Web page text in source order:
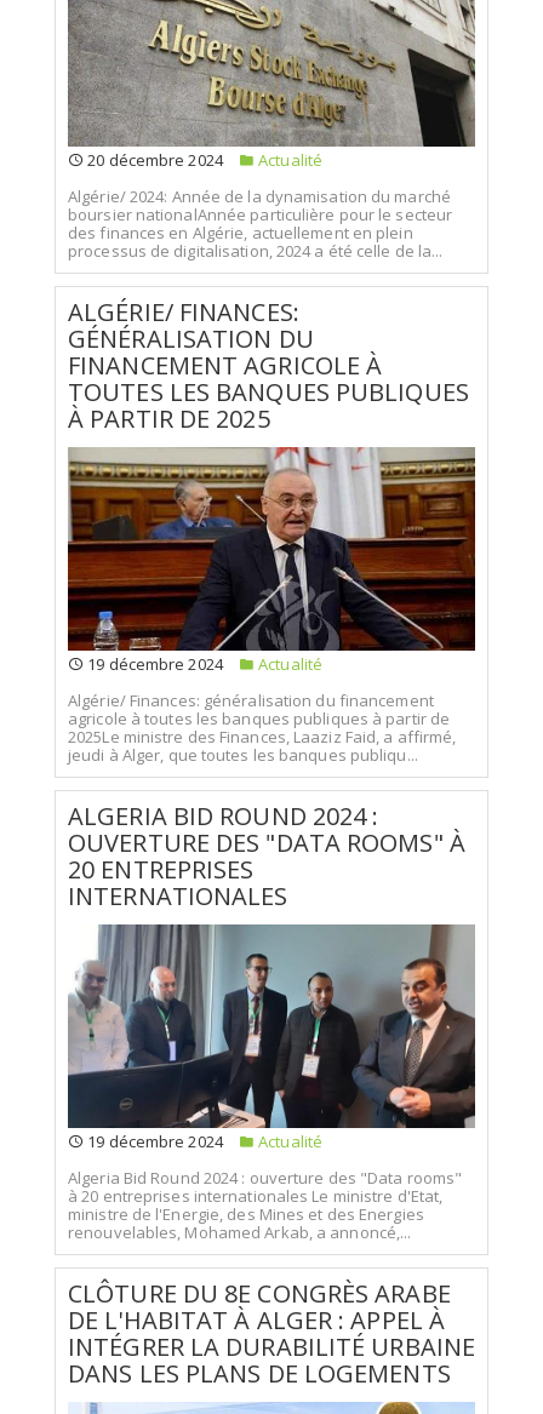
20 décembre 2024
Actualité
Algérie/ 2024: Année de la dynamisation du marché
boursier nationalAnnée particulière pour le secteur
des finances en Algérie, actuellement en plein
processus de digitalisation, 2024 a été celle de la...
ALGÉRIE/ FINANCES:
GÉNÉRALISATION DU
FINANCEMENT AGRICOLE À
TOUTES LES BANQUES PUBLIQUES
À PARTIR DE 2025
19 décembre 2024
Actualité
Algérie/ Finances: généralisation du financement
agricole à toutes les banques publiques à partir de
2025Le ministre des Finances, Laaziz Faid, a affirmé,
jeudi à Alger, que toutes les banques publiqu...
ALGERIA BID ROUND 2024 :
OUVERTURE DES "DATA ROOMS" À
20 ENTREPRISES
INTERNATIONALES
19 décembre 2024
Actualité
Algeria Bid Round 2024 : ouverture des "Data rooms"
à 20 entreprises internationales Le ministre d'Etat,
ministre de l'Energie, des Mines et des Energies
renouvelables, Mohamed Arkab, a annoncé,...
CLÔTURE DU 8E CONGRÈS ARABE
DE L'HABITAT À ALGER : APPEL À
INTÉGRER LA DURABILITÉ URBAINE
DANS LES PLANS DE LOGEMENTS